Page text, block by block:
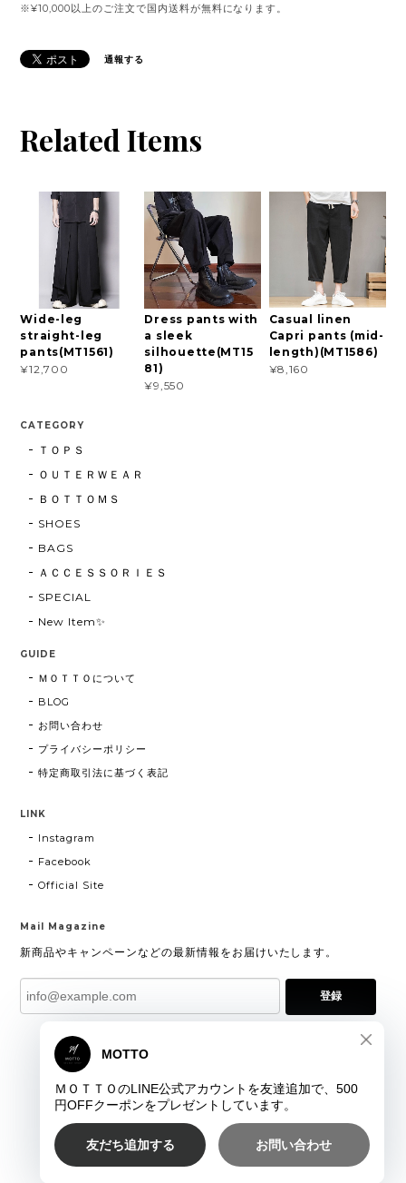
※¥10,000以上のご注文で国内送料が無料になります。
通報する
Related Items
Wide-leg
straight-leg
pants(MT1561)
¥12,700
Dress pants with
a sleek
silhouette(MT15
81)
¥9,550
Casual linen
Capri pants (mid-
length)(MT1586)
¥8,160
CATEGORY
ＴＯＰＳ
ＯＵＴＥＲＷＥＡＲ
ＢＯＴＴＯＭＳ
SHOES
BAGS
ＡＣＣＥＳＳＯＲＩＥＳ
SPECIAL
New Item✨
GUIDE
ＭＯＴＴＯについて
BLOG
お問い合わせ
プライバシーポリシー
特定商取引法に基づく表記
LINK
Instagram
Facebook
Official Site
Mail Magazine
新商品やキャンペーンなどの最新情報をお届けいたします。
登録